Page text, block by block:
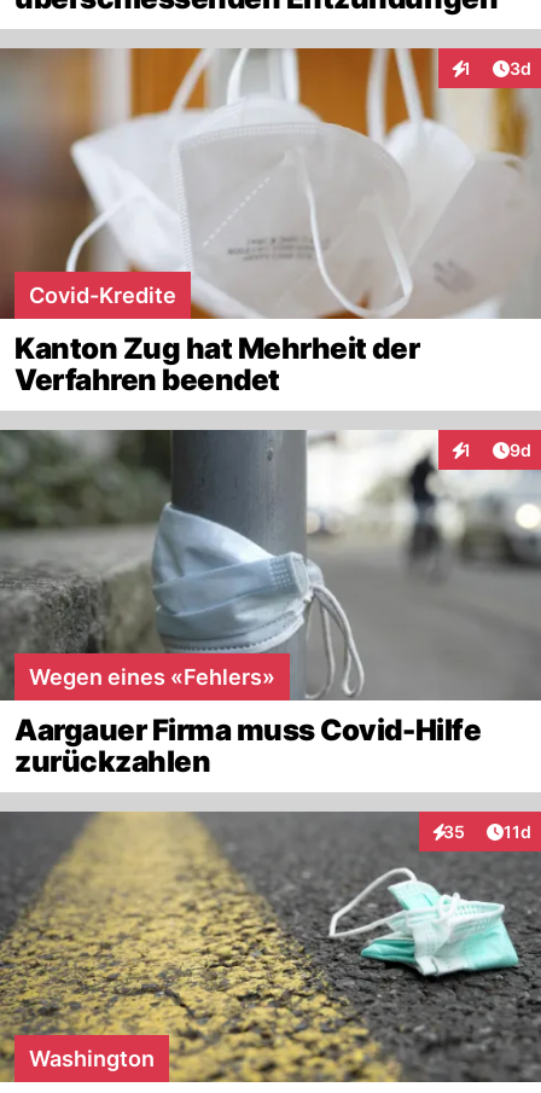
1 3d
Covid-Kredite
Kanton Zug hat Mehrheit der
Verfahren beendet
1 9d
Wegen eines «Fehlers»
Aargauer Firma muss Covid-Hilfe
zurückzahlen
35
Interaktionen
11d
Washington